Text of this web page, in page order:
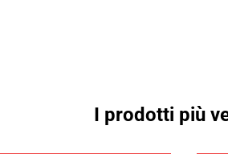
I prodotti più